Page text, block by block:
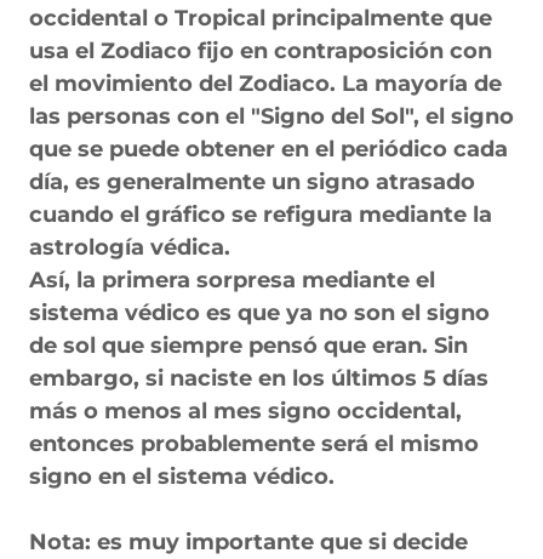
occidental o Tropical principalmente que
usa el Zodiaco fijo en contraposición con
el movimiento del Zodiaco. La mayoría de
las personas con el "Signo del Sol", el signo
que se puede obtener en el periódico cada
día, es generalmente un signo atrasado
cuando el gráfico se refigura mediante la
astrología védica.
Así, la primera sorpresa mediante el
sistema védico es que ya no son el signo
de sol que siempre pensó que eran. Sin
embargo, si naciste en los últimos 5 días
más o menos al mes signo occidental,
entonces probablemente será el mismo
signo en el sistema védico.
Nota: es muy importante que si decide